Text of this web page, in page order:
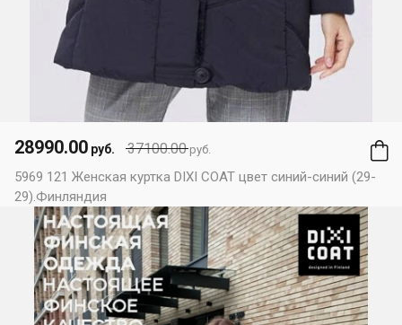
37100.00руб.
28990.00 руб.
5969 121 Женская куртка DIXI COAT цвет синий-синий (29-
29).Финляндия